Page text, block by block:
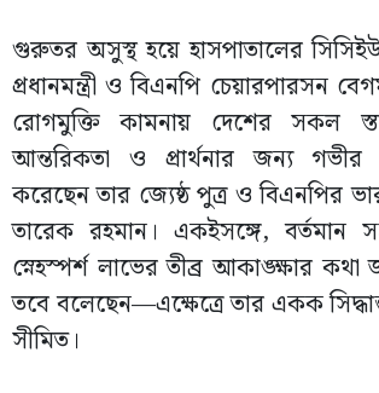
গুরুতর অসুস্থ হয়ে হাসপাতালের
প্রধানমন্ত্রী ও বিএনপি চেয়ারপারসন
রোগমুক্তি কামনায় দেশের সকল
আন্তরিকতা ও প্রার্থনার জন্য গভীর
করেছেন তার জ্যেষ্ঠ পুত্র ও বিএনপির
তারেক রহমান। একইসঙ্গে, বর্তমান
স্নেহস্পর্শ লাভের তীব্র আকাঙ্ক্ষার কথা
তবে বলেছেন—এক্ষেত্রে তার একক
সীমিত।